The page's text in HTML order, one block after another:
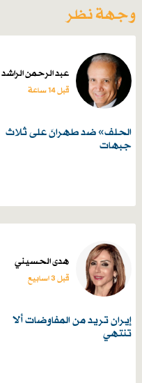
وجهة نظر
عبد الرحمن الراشد
قبل 14 ساعة
الحلف» ضد طهرانَ على ثلاث
جبهات
هدى الحسيني
قبل 3 اسابیع
إيران تريد من المفاوضات ألا
تنتهي